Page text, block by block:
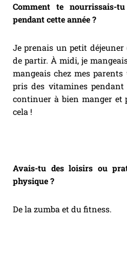
Comment te nourrissais-
pendant cette année ?
Je prenais un petit
de partir. À midi, je
mangeais chez mes parents
pris des vitamines pendant
continuer à bien manger et
cela !
Avais-tu des loisirs ou
physique ?
De la zumba et du fitness.